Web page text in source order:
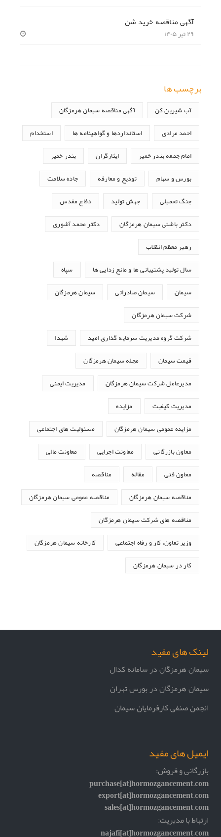
آگهی مناقصه خرید شن
۲۹ تیر ۱۴۰۵
برچسب ها
آب شیرین کن آگهی مناقصه سیمان هرمزگان
احمد مرادی استانداردها و گواهینامه ها استخدام
امام جمعه بندر خمیر ایثارگران بندر خمیر
بورس و سهام تودیع و معارفه جاده سلامت
جنگ تحمیلی جهش تولید دفاع مقدس
دکتر باشتی سیمان هرمزگان دکتر محمد آشوری
رهبر معظم انقلاب
سال تولید پشتیبانی ها و مانع زدایی ها سپاه
سیمان سیمان صادراتی سیمان هرمزگان
شرکت سیمان هرمزگان
شرکت گروه مدیریت سرمایه گذاری امید شهدا
قیمت سیمان مجله سیمان هرمزگان
مدیرعامل شرکت سیمان هرمزگان مدیریت ایمنی
مدیریت کیفیت مزایده
مزایده عمومی سیمان هرمزگان مسئولیت های اجتماعی
معاون بازرگانی معاونت اجرایی معاونت مالی
معاون فنی مقاله مناقصه
مناقصه سیمان هرمزگان مناقصه عمومی سیمان هرمزگان
مناقصه های شرکت سیمان هرمزگان
وزیر تعاون، کار و رفاه اجتماعی کارخانه سیمان هرمزگان
کار در سیمان هرمزگان
لینک های مفید
سیمان هرمزگان در سامانه کدال
سیمان هرمزگان در بورس تهران
انجمن صنفی کارفرمایان سیمان
ایمیل های مفید
بازرگانی و فروش:
purchase[at]hormozgancement.com
export[at]hormozgancement.com
sales[at]hormozgancement.com
ارتباط با مدیریت:
najafi[at]hormozgancement.com